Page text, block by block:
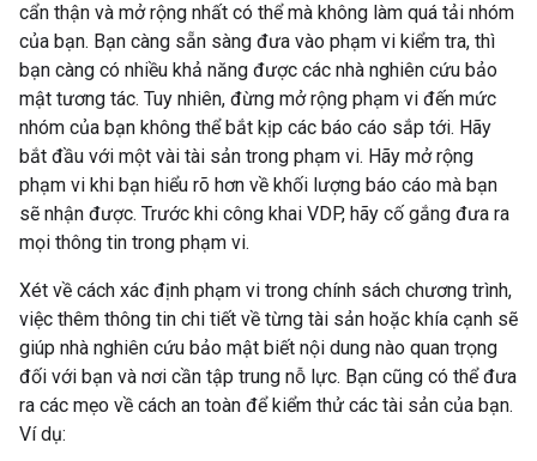
cẩn thận và mở rộng nhất có thể mà không làm quá tải nhóm
của bạn. Bạn càng sẵn sàng đưa vào phạm vi kiểm tra, thì
bạn càng có nhiều khả năng được các nhà nghiên cứu bảo
mật tương tác. Tuy nhiên, đừng mở rộng phạm vi đến mức
nhóm của bạn không thể bắt kịp các báo cáo sắp tới. Hãy
bắt đầu với một vài tài sản trong phạm vi. Hãy mở rộng
phạm vi khi bạn hiểu rõ hơn về khối lượng báo cáo mà bạn
sẽ nhận được. Trước khi công khai VDP, hãy cố gắng đưa ra
mọi thông tin trong phạm vi.
Xét về cách xác định phạm vi trong chính sách chương trình,
việc thêm thông tin chi tiết về từng tài sản hoặc khía cạnh sẽ
giúp nhà nghiên cứu bảo mật biết nội dung nào quan trọng
đối với bạn và nơi cần tập trung nỗ lực. Bạn cũng có thể đưa
ra các mẹo về cách an toàn để kiểm thử các tài sản của bạn.
Ví dụ: